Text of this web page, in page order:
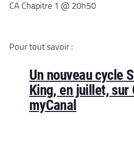
CA Chapitre 1 @ 20h50
Pour tout savoir :
Un nouveau cycle
King, en juillet, sur
myCanal